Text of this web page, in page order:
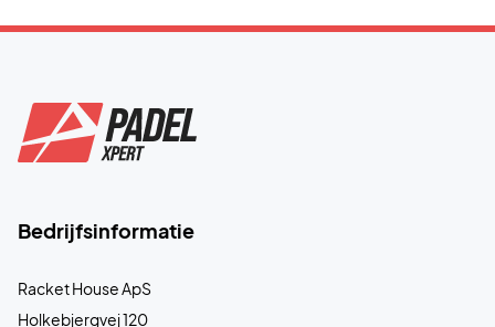
Bedrijfsinformatie
Racket House ApS
Holkebjergvej 120